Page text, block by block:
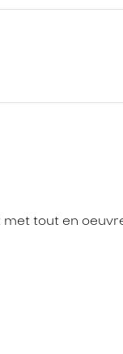
tout en